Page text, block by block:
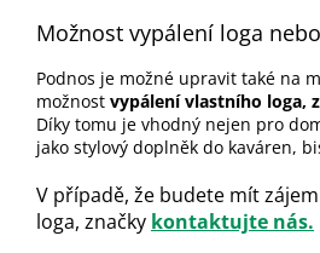
Možnost vypálení loga
Podnos je možné upravit také na
možnost vypálení vlastního loga,
Díky tomu je vhodný nejen pro
jako stylový doplněk do kaváren,
V případě, že budete mít
loga, značky kontaktujte nás.